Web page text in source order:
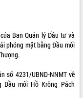
Ban Quản lý Đầu tư và
phóng mặt bằng Đầu mối
số 4231/UBND-NNMT về
Đầu mối Hồ Krông Pách